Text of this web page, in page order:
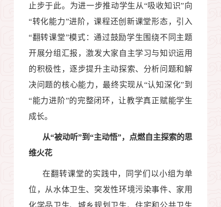
止步于此。为进一步推动学生从“吸收知识”向
“转化能力”进阶，课程还创新课堂形态，引入
“翻转课堂”模式：通过鼓励学生围绕不同主题
开展分组汇报，激发大家自主学习与知识运用
的积极性，逐步提升主动探索、分析问题和解
决问题的核心能力，最终实现从“认知深化”到
“能力进阶”的完整闭环，让教学真正赋能学生
成长。
从“被动听”到“主动悟”，点燃自主探索的思
维火花
在翻转课堂的实践中，同学们以小组为单
位，从水体卫生、突发性环境污染事件、家用